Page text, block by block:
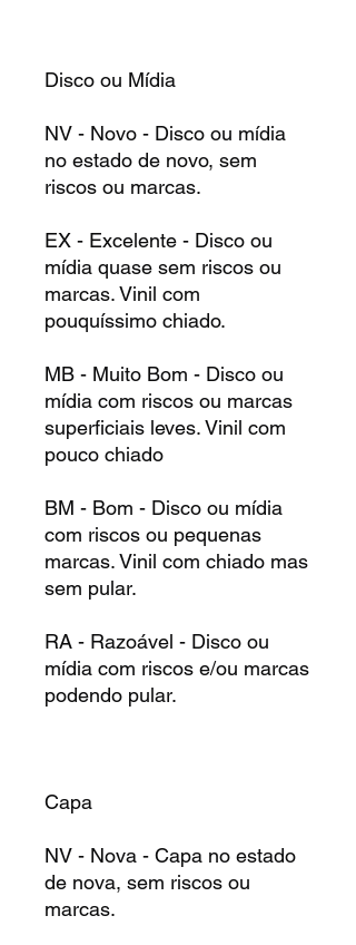
Disco ou Mídia
NV - Novo - Disco ou mídia
no estado de novo, sem
riscos ou marcas.
EX - Excelente - Disco ou
mídia quase sem riscos ou
marcas. Vinil com
pouquíssimo chiado.
MB - Muito Bom - Disco ou
mídia com riscos ou marcas
superficiais leves. Vinil com
pouco chiado
BM - Bom - Disco ou mídia
com riscos ou pequenas
marcas. Vinil com chiado mas
sem pular.
RA - Razoável - Disco ou
mídia com riscos e/ou marcas
podendo pular.
Capa
NV - Nova - Capa no estado
de nova, sem riscos ou
marcas.